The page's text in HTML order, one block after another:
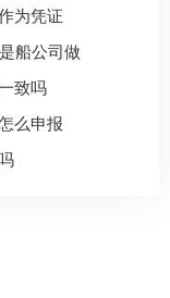
为凭证
船公司做
致吗
么申报